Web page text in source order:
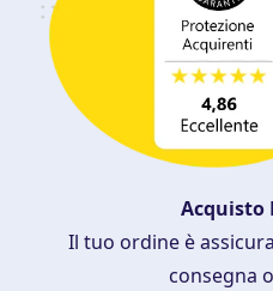
Acquisto
Il tuo ordine è
consegna